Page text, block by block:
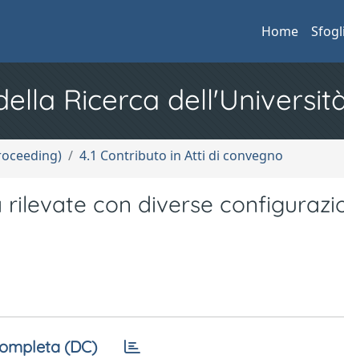
Home
Ricerca
4.1 Contributo in Atti di convegno
con diverse
(DC)